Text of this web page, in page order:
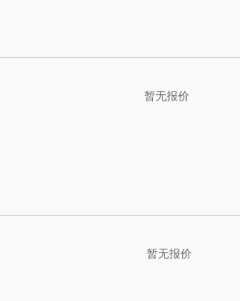
暂无报价
暂无报价